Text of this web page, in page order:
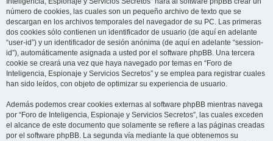
número de cookies, las cuales son un pequeño archivo de texto que se
descargan en los archivos temporales del navegador de su PC. Las primeras
dos cookies sólo contienen un identificador de usuario (de aquí en adelante
“user-id”) y un identificador de sesión anónima (de aquí en adelante “session-
id”), automáticamente asignada a usted por el software phpBB. Una tercera
cookie se creará una vez que haya navegado por temas en “Foro de
Inteligencia, Espionaje y Servicios Secretos” y se emplea para registrar cuales
han sido leídos, con objeto de optimizar su experiencia de usuario.
Además podemos crear cookies externas al software phpBB mientras navega
por “Foro de Inteligencia, Espionaje y Servicios Secretos”, las cuales exceden
el alcance de este documento que solamente se refiere a las páginas creadas
por el software phpBB. La segunda vía mediante la que obtenemos su